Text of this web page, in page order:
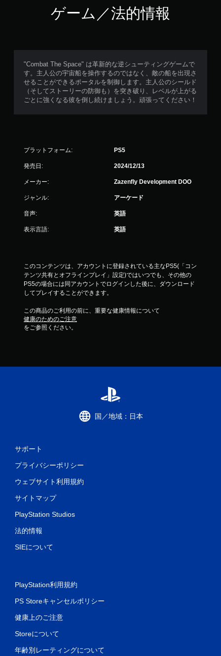
ゲーム／法的情報
"Combat The Space" は革新的な逆シューティングゲームで
す。主人公の宇宙船を操作するのではなく、敵の船を出現さ
せることができるポータルを制御します。主人公のシールド
（そしてストーリーの防御も）を突き破り、レベルが上がる
ごとに強くなる彼を倒し続けましょう。頑張ってください！
プラットフォーム: PS5
発売日: 2024/12/13
メーカー: Zazenfly Development DOO
ジャンル: アーケード
音声: 英語
表示言語: 英語
このコンテンツは、アカウントに登録されている主なPS5(「コン
テンツ共有とオフラインプレイ」設定)ではいつでも、その他の
PS5の場合には同アカウントでログインした後に、ダウンロード
してプレイすることができます。
この商品のご利用の前に、重要な健康情報について
健康のためのご注意
をご参照ください。
国／地域：日本
サポート
プライバシーポリシー
ウェブサイト利用規約
サイトマップ
PlayStation Studios
法的情報
SIEについて
PlayStation利用規約
PS Storeキャンセルポリシー
健康上のご注意
Storeについて
年齢別レーティングについて